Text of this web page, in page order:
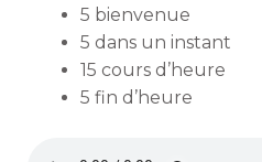
5 bienvenue
5 dans un instant
15 cours d’heure
5 fin d’heure